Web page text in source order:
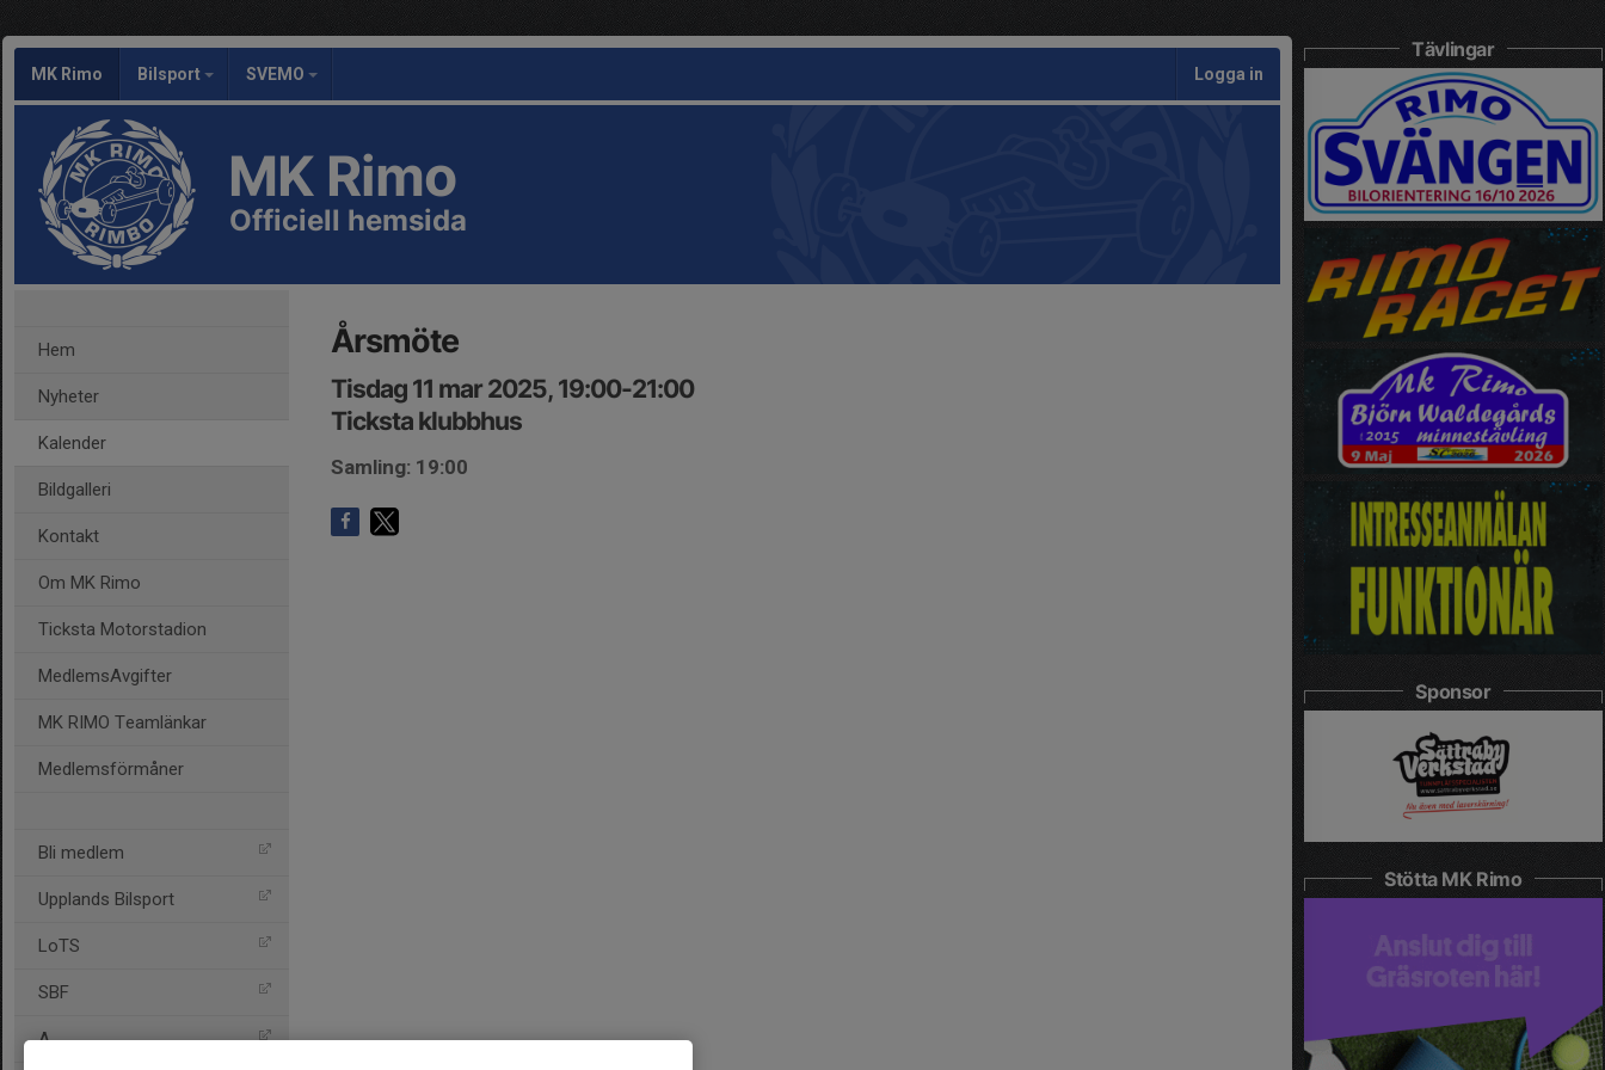
MK Rimo Bilsport SVEMO Logga in
MK Rimo
Officiell hemsida
Hem
Nyheter
Kalender
Bildgalleri
Kontakt
Om MK Rimo
Ticksta Motorstadion
MedlemsAvgifter
MK RIMO Teamlänkar
Medlemsförmåner
Bli medlem
Upplands Bilsport
LoTS
SBF
A
Årsmöte
Tisdag 11 mar 2025, 19:00-21:00
Ticksta klubbhus
Samling: 19:00
Tävlingar
Sponsor
Stötta MK Rimo